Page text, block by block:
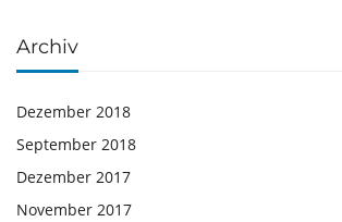
Archiv
Dezember 2018
September 2018
Dezember 2017
November 2017